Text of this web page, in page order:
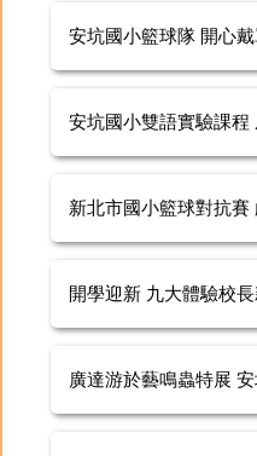
安坑國小籃球隊 開心
安坑國小雙語實驗課程
新北市國小籃球對抗賽
開學迎新 九大體驗校
廣達游於藝鳴蟲特展